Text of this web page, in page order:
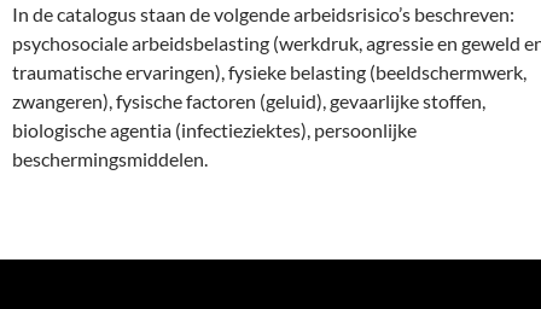
In de catalogus staan de volgende arbeidsrisico’s beschreven:
psychosociale arbeidsbelasting (werkdruk, agressie en geweld
traumatische ervaringen), fysieke belasting (beeldschermwerk,
zwangeren), fysische factoren (geluid), gevaarlijke stoffen,
biologische agentia (infectieziektes), persoonlijke
beschermingsmiddelen.